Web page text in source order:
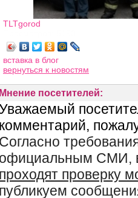
TLTgorod
вставка в блог
вернуться к новостям
Мнение посетителей: